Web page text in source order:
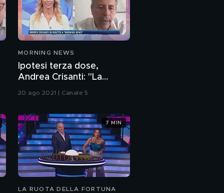
MORNING NEWS
Ipotesi terza dose,
Andrea Crisanti: "La
variante delta è una
20 ago 2021 | Canale 5
LA RUOTA DELLA FORTUNA
7 MIN